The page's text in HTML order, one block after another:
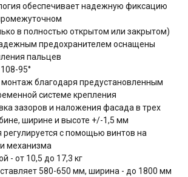
обеспечивает надежную фиксацию
в полностью открытом или закрытом)
предохранителем оснащены
пальцев
95°
благодаря предустановленным
системе крепления
зазоров и наложения фасада в трех
ширине и высоте +/-1,5 мм
с помощью винтов на
механизма
- от 10,5 до 17,3 кг
580-650 мм, ширина - до 1800 мм